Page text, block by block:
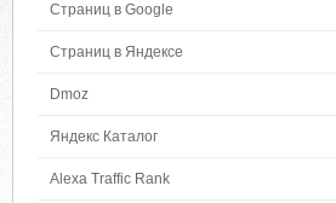
Страниц в Google
Страниц в Яндексе
Dmoz
Яндекс Каталог
Alexa Traffic Rank